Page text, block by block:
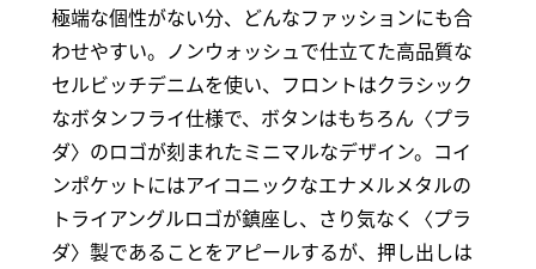
極端な個性がない分、どんなファッションにも合
わせやすい。ノンウォッシュで仕立てた高品質な
セルビッチデニムを使い、フロントはクラシック
なボタンフライ仕様で、ボタンはもちろん〈プラ
ダ〉のロゴが刻まれたミニマルなデザイン。コイ
ンポケットにはアイコニックなエナメルメタルの
トライアングルロゴが鎮座し、さり気なく〈プラ
ダ〉製であることをアピールするが、押し出しは